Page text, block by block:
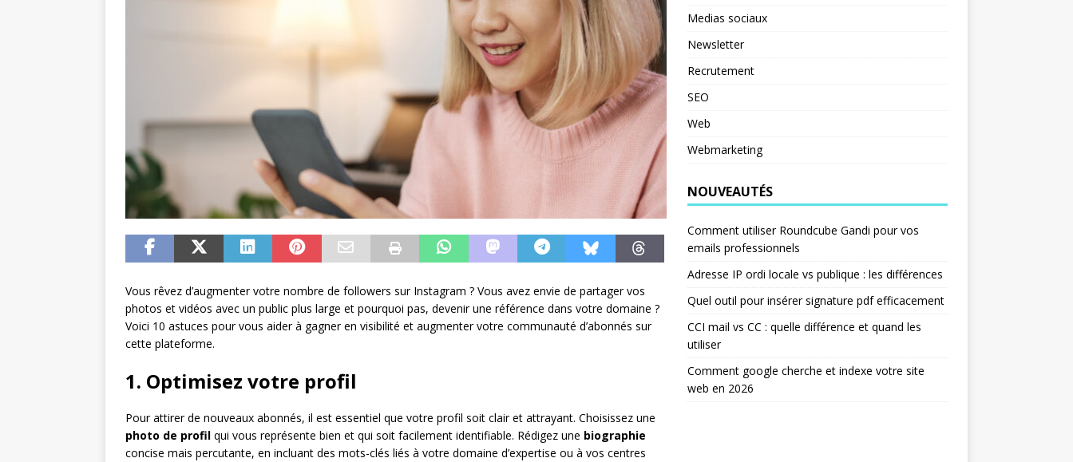
Vous rêvez d’augmenter votre nombre de followers sur Instagram ? Vous avez envie de partager vos
photos et vidéos avec un public plus large et pourquoi pas, devenir une référence dans votre domaine ?
Voici 10 astuces pour vous aider à gagner en visibilité et augmenter votre communauté d’abonnés sur
cette plateforme.
1. Optimisez votre profil
Pour attirer de nouveaux abonnés, il est essentiel que votre profil soit clair et attrayant. Choisissez une
photo de profil qui vous représente bien et qui soit facilement identifiable. Rédigez une biographie
concise mais percutante, en incluant des mots-clés liés à votre domaine d’expertise ou à vos centres
Medias sociaux
Newsletter
Recrutement
SEO
Web
Webmarketing
NOUVEAUTÉS
Comment utiliser Roundcube Gandi pour vos
emails professionnels
Adresse IP ordi locale vs publique : les différences
Quel outil pour insérer signature pdf efficacement
CCI mail vs CC : quelle différence et quand les
utiliser
Comment google cherche et indexe votre site
web en 2026